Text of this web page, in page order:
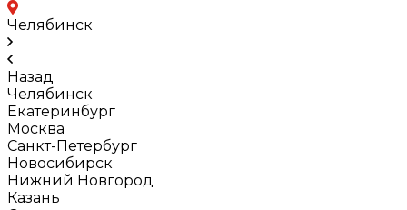
Челябинск
Назад
Челябинск
Екатеринбург
Москва
Санкт-Петербург
Новосибирск
Нижний Новгород
Казань